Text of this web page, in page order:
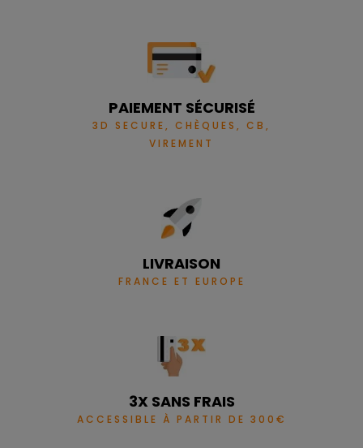
PAIEMENT SÉCURISÉ
3D SECURE, CHÈQUES, CB,
VIREMENT
LIVRAISON
FRANCE ET EUROPE
3X SANS FRAIS
ACCESSIBLE À PARTIR DE 300€